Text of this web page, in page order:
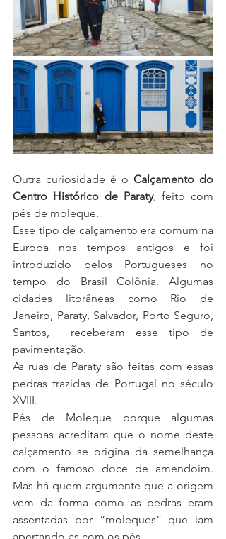
Outra curiosidade é o Calçamento do
Centro Histórico de Paraty, feito com
pés de moleque.
Esse tipo de calçamento era comum na
Europa nos tempos antigos e foi
introduzido pelos Portugueses no
tempo do Brasil Colônia. Algumas
cidades litorâneas como Rio de
Janeiro, Paraty, Salvador, Porto Seguro,
Santos,  receberam esse tipo de
pavimentação.
As ruas de Paraty são feitas com essas
pedras trazidas de Portugal no século
XVIII.
Pés de Moleque porque algumas
pessoas acreditam que o nome deste
calçamento se origina da semelhança
com o famoso doce de amendoim.
Mas há quem argumente que a origem
vem da forma como as pedras eram
assentadas por “moleques” que iam
apertando-as com os pés.